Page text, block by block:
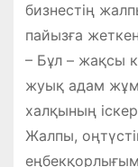
бизнестің
пайызға
– Бұл – жақсы
жуық адам
халқының
Жалпы,